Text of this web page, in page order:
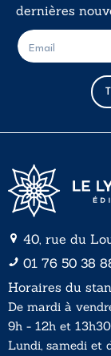
dernières
E
-
m
40, rue du
01 76 50 38
Horaires du
De mardi à
9h - 12h et
Lundi, samedi et